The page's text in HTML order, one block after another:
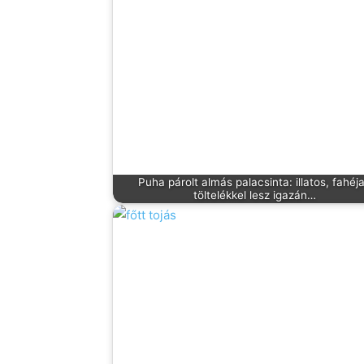
Puha párolt almás palacsinta: illatos,
töltelékkel lesz igazán…